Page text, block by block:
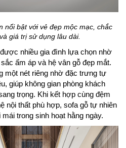
nổi bật với vẻ đẹp mộc mạc, chắc
giá trị sử dụng lâu dài.
nhiều gia đình lựa chọn nhờ
ấm áp và hệ vân gỗ đẹp mắt.
một nét riêng nhờ đặc trưng tự
giúp không gian phòng khách
trọng. Khi kết hợp cùng đệm
nội thất phù hợp, sofa gỗ tự nhiên
trong sinh hoạt hằng ngày.